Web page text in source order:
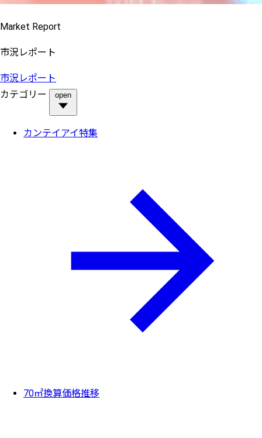
Market Report
市況レポート
市況レポート
カテゴリー
open
カンテイアイ特集
70㎡換算価格推移